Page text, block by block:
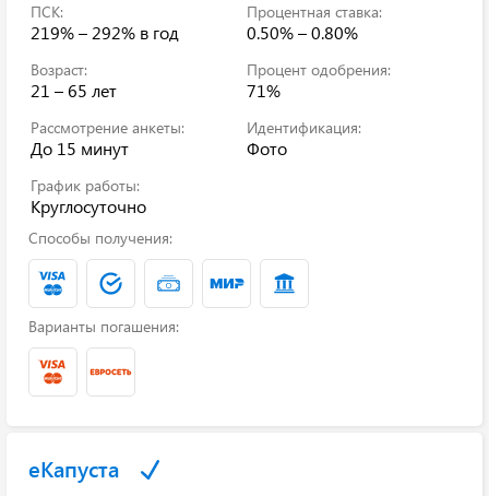
ПСК:
219% – 292% в год
Процентная ставка:
0.50% – 0.80%
Возраст:
21 – 65 лет
Процент одобрения:
71%
Рассмотрение анкеты:
До 15 минут
Идентификация:
Фото
График работы:
Круглосуточно
Способы получения:
Варианты погашения:
еКапуста